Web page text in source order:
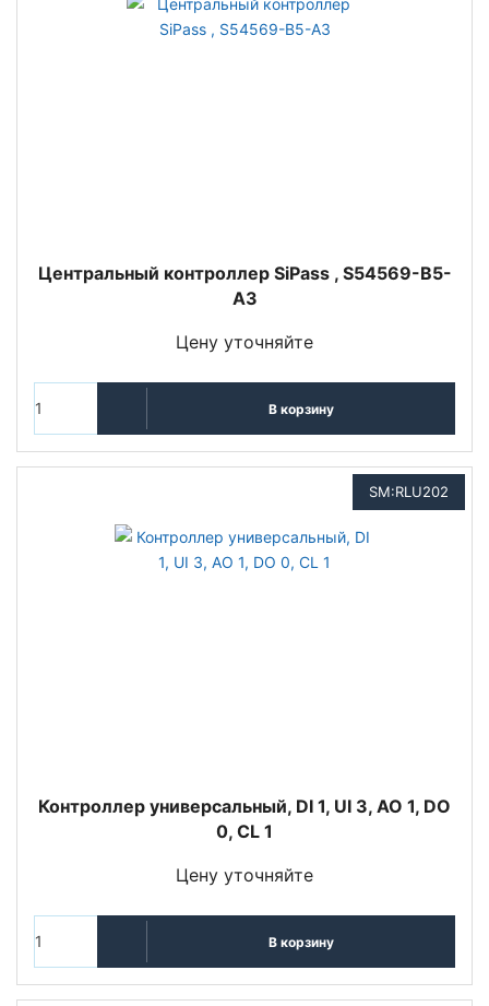
Центральный контроллер SiPass , S54569-B5-
A3
Цену уточняйте
В корзину
SM:RLU202
Контроллер универсальный, DI 1, UI 3, AO 1, DO
0, CL 1
Цену уточняйте
В корзину